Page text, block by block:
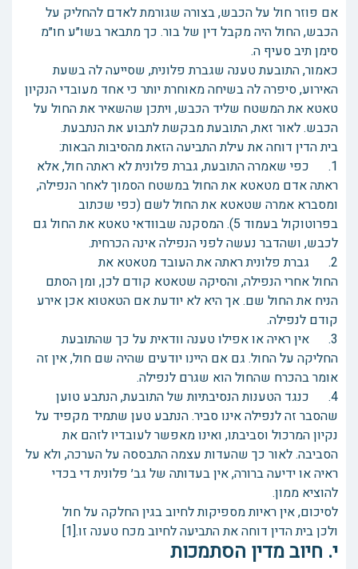
אם פוזר חול על הכבש, בצורה שגורמת לאדם להחליק על
הכבש, החול היה מקבל דין של בור. כך מתבאר בשו״ע חו״מ
סימן תיב סעיף ה.
כאמור, התובעת טענה שגברת פלונית, שסייעה לה בשעת
האירוע, סיפרה לה בשיחה מאוחרת יותר כי אחד מעובדי הנקיון
טאטא את המשטח שליד הכבש, ויתכן שהשאיר את החול על
הכבש. לאור זאת, התובעת מבקשת לתבוע את הנתבעת.
בית הדין דוחה את עילת התביעה הזאת מהסיבות הבאות:
1. כפי שאמרה התובעת, גברת פלונית לא ראתה חול, אלא
ראתה אדם מטאטא את החול במשטח הסמוך לאחר הנפילה,
ומסברא אמרה שטאטא את החול לשם (כפי שכתוב
בפרוטוקול בעמוד 5). המסקנה שבוודאי טאטא את החול גם
לכבש, ושהדבר נעשה לפני הנפילה אינה הכרחית.
2. גברת פלונית ראתה את העובד מטאטא את
החול אחרי הנפילה, והסיקה שטאטא קודם לכן, ומן הסתם
הניח את החול שם. אך היא לא יודעת אם הטאטוא אכן אירע
קודם לנפילה.
3. אין ראיה או אפילו טענה וודאית על כך שהתובעת
החליקה על החול. גם אם היינו יודעים שהיה שם חול, אין זה
אומר בהכרח שהחול הוא שגרם לנפילה.
4. כנגד הטענות הנסיבתיות של התובעת, הנתבע טוען
שהסבר זה לנפילה אינו סביר. הנתבע טען שתמיד מקפיד על
נקיון המרכול וסביבתו, ואינו מאפשר לעובדיו לזהם את
הסביבה. לאור כך שהעדות עצמה התבססה על הערכה, ולא על
ראיה או ידיעה ברורה, אין בעדותה של גב׳ פלונית די בכדי
להוציא ממון.
לסיכום, אין ראיות מספיקות לחיוב בגין החלקה על חול
ולכן בית הדין דוחה את התביעה לחיוב מכח טענה זו.[1]
י. חיוב מדין הסתמכות